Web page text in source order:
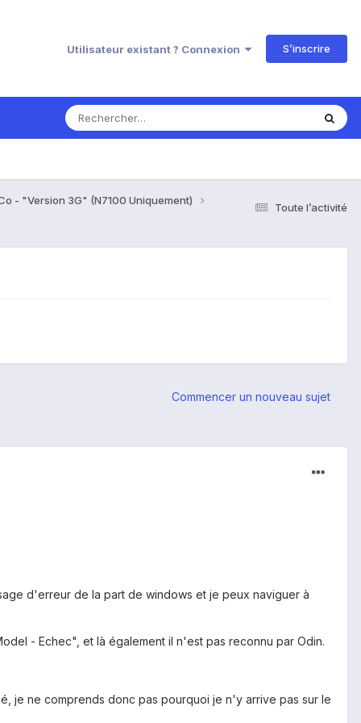
Utilisateur existant ? Connexion S’inscrire
Toute l’activité
- "Version 3G" (N7100 Uniquement)
Commencer un nouveau sujet
d'erreur de la part de windows et je peux naviguer à
- Echec", et là également il n'est pas reconnu par Odin.
je ne comprends donc pas pourquoi je n'y arrive pas sur le